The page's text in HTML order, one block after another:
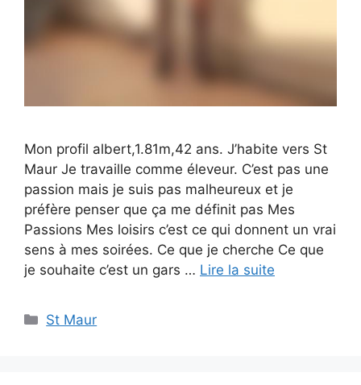
Mon profil albert,1.81m,42 ans. J’habite vers St
Maur Je travaille comme éleveur. C’est pas une
passion mais je suis pas malheureux et je
préfère penser que ça me définit pas Mes
Passions Mes loisirs c’est ce qui donnent un vrai
sens à mes soirées. Ce que je cherche Ce que
je souhaite c’est un gars … Lire la suite
Catégories
St Maur